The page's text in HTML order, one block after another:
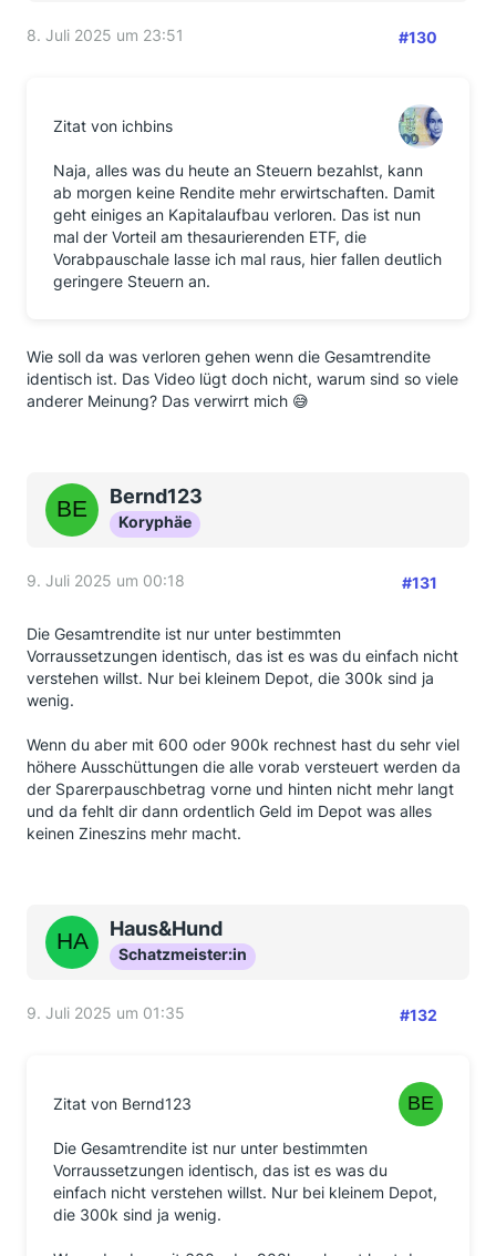
8. Juli 2025 um 23:51 #130
Zitat von ichbins
Naja, alles was du heute an Steuern bezahlst, kann
ab morgen keine Rendite mehr erwirtschaften. Damit
geht einiges an Kapitalaufbau verloren. Das ist nun
mal der Vorteil am thesaurierenden ETF, die
Vorabpauschale lasse ich mal raus, hier fallen deutlich
geringere Steuern an.
Wie soll da was verloren gehen wenn die Gesamtrendite
identisch ist. Das Video lügt doch nicht, warum sind so viele
anderer Meinung? Das verwirrt mich 😅
Bernd123
Koryphäe
9. Juli 2025 um 00:18 #131
Die Gesamtrendite ist nur unter bestimmten
Vorraussetzungen identisch, das ist es was du einfach nicht
verstehen willst. Nur bei kleinem Depot, die 300k sind ja
wenig.
Wenn du aber mit 600 oder 900k rechnest hast du sehr viel
höhere Ausschüttungen die alle vorab versteuert werden da
der Sparerpauschbetrag vorne und hinten nicht mehr langt
und da fehlt dir dann ordentlich Geld im Depot was alles
keinen Zineszins mehr macht.
Haus&Hund
Schatzmeister:in
9. Juli 2025 um 01:35 #132
Zitat von Bernd123
Die Gesamtrendite ist nur unter bestimmten
Vorraussetzungen identisch, das ist es was du
einfach nicht verstehen willst. Nur bei kleinem Depot,
die 300k sind ja wenig.